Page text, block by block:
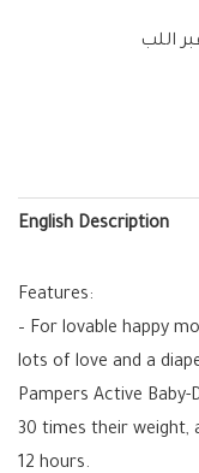
اللب
English Description
Features:
– For lovable happy
lots of love and a
Pampers Active
30 times their weight,
12 hours.